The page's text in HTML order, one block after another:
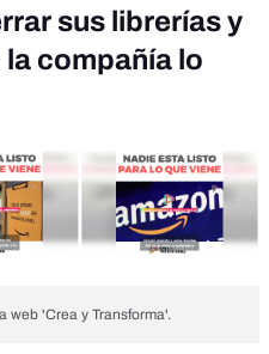
sus librerías y
compañía lo
web 'Crea y Transforma'.